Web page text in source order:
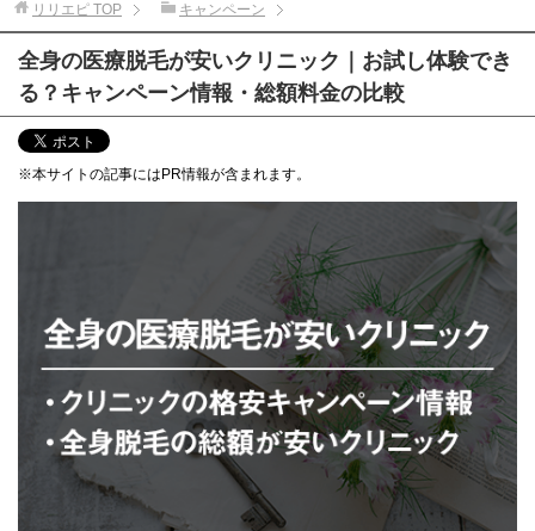
リリエピ TOP キャンペーン
全身の医療脱毛が安いクリニック｜お試し体験でき
る？キャンペーン情報・総額料金の比較
※本サイトの記事にはPR情報が含まれます。